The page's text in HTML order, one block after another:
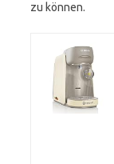
zu können.